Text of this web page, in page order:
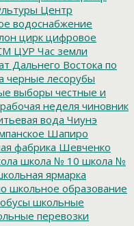
Центр
водоснабжение
цирк цифровое
ЦУР Час земли
Дальнего Востока по
черные лесорубы
выборы честные и
неделя чиновник
вода Чиунэ
Шапиро
фабрика Шевченко
школа № 10 школа №
ярмарка
школьное образование
школьные
перевозки